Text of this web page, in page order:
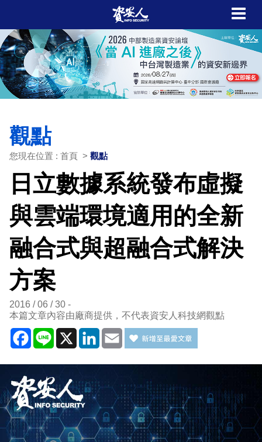
觀點
您現在位置 : 首頁 > 觀點
日立數據系統發布虛擬
與雲端環境適用的全新
融合式與超融合式解決
方案
2016 / 06 / 30
本篇文章內容由廠商提供，不代表資安人科技網觀點
Facebook
Line X LinkedIn
Email